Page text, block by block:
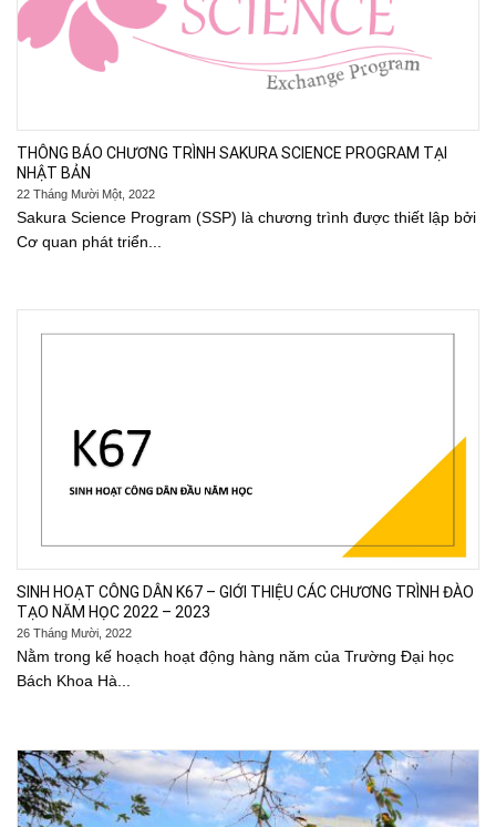
THÔNG BÁO CHƯƠNG TRÌNH SAKURA SCIENCE PROGRAM TẠI
NHẬT BẢN
22 Tháng Mười Một, 2022
Sakura Science Program (SSP) là chương trình được thiết lập bởi
Cơ quan phát triển...
SINH HOẠT CÔNG DÂN K67 – GIỚI THIỆU CÁC CHƯƠNG TRÌNH ĐÀO
TẠO NĂM HỌC 2022 – 2023
26 Tháng Mười, 2022
Nằm trong kế hoạch hoạt động hàng năm của Trường Đại học
Bách Khoa Hà...